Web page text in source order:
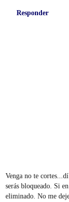
Responder
Venga no te
serás bloqueado. Si
eliminado. No me